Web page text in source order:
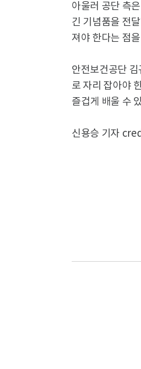
아울러 공단 측
긴 기념품을 전
져야 한다는 점
안전보건공단
로 자리 잡아야
즐겁게 배울 수
신용승 기자